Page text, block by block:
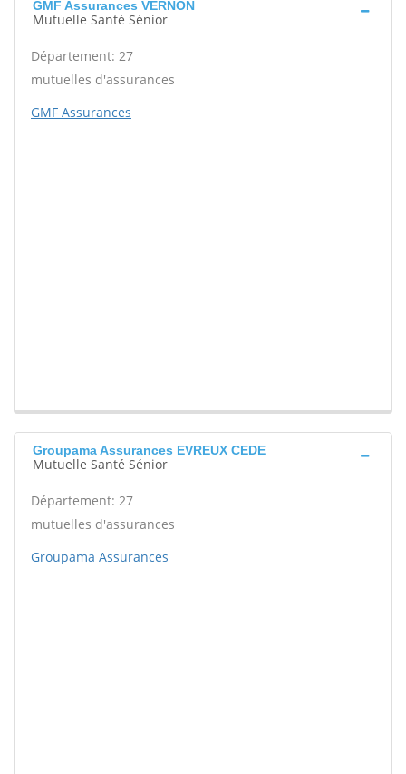
GMF Assurances VERNON
Mutuelle Santé Sénior
Département: 27
mutuelles d'assurances
GMF Assurances
Groupama Assurances EVREUX CEDE
Mutuelle Santé Sénior
Département: 27
mutuelles d'assurances
Groupama Assurances